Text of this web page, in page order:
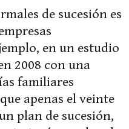
de sucesión es
en un estudio
2008 con una
familiares
apenas el veinte
plan de sucesión,